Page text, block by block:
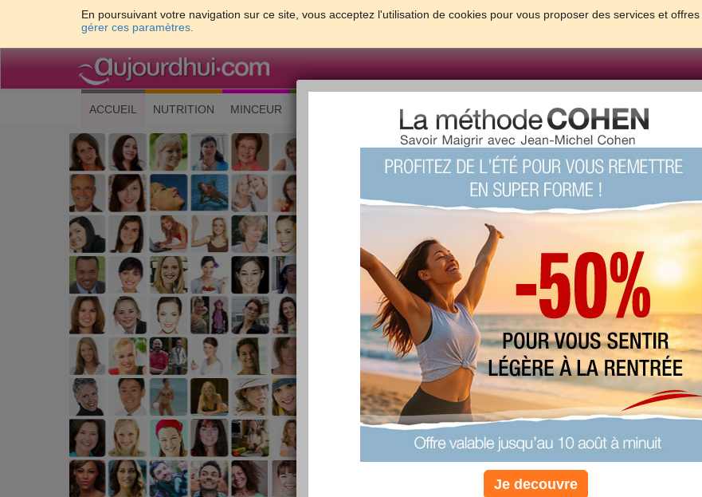
En poursuivant votre navigation sur ce site, vous acceptez l'utilisation de cookies pour vous proposer des services et
gérer ces paramètres.
ACCUEIL (current)
NUTRITION MINCEUR FORME & SANTE PSYCHO & TESTS GROSSESSE & BEBE
Les meilleures solutions pour maigrir et être bien dans
PLUS
EFFICACE
PLUS
SANTÉ
PLUS
Non, je préfère le régime gratuit
Je decouvre